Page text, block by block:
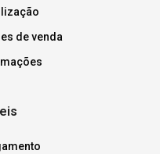
de venda